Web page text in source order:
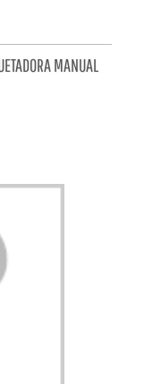
MANUAL